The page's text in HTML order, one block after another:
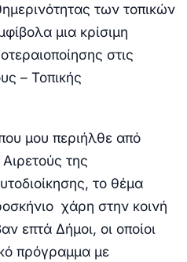
των τοπικών
μια κρίσιμη
στις
– Τοπικής
μου περιήλθε από
της
το θέμα
χάρη στην κοινή
επτά Δήμοι, οι οποίοι
πρόγραμμα με